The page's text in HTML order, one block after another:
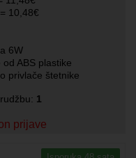
10,48€
6W
ABS plastike
privlače štetnike
1
prijave